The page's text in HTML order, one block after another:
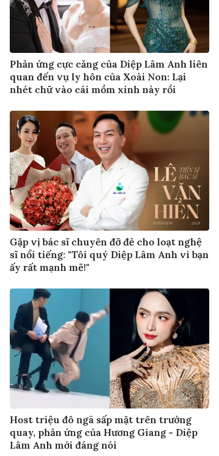
Phản ứng cực căng của Diệp Lâm Anh liên
quan đến vụ ly hôn của Xoài Non: Lại
nhét chữ vào cái mồm xinh này rồi
Gặp vị bác sĩ chuyên đỡ đẻ cho loạt nghệ
sĩ nổi tiếng: "Tôi quý Diệp Lâm Anh vì bạn
ấy rất mạnh mẽ!"
Host triệu đô ngã sấp mặt trên trường
quay, phản ứng của Hương Giang - Diệp
Lâm Anh mới đáng nói